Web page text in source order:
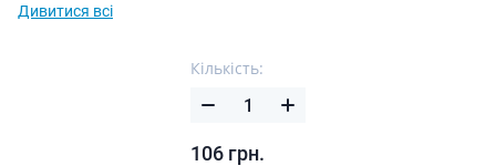
Дивитися всі
Кількість:
106 грн.